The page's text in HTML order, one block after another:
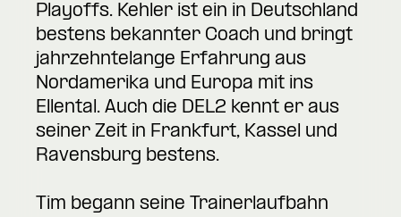
Playoffs. Kehler ist ein in Deutschland
bestens bekannter Coach und bringt
jahrzehntelange Erfahrung aus
Nordamerika und Europa mit ins
Ellental. Auch die DEL2 kennt er aus
seiner Zeit in Frankfurt, Kassel und
Ravensburg bestens.
Tim begann seine Trainerlaufbahn